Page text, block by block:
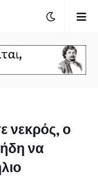
νεκρός, ο
να